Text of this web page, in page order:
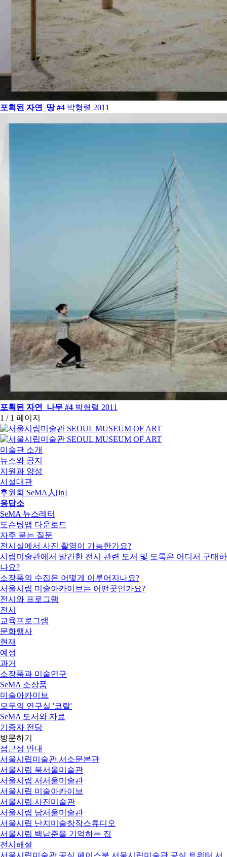
포획된 자연_땅 #4 박형렬 2011
포획된 자연_나무 #4 박형렬 2011
1 / 1 페이지
미술관 소개
뉴스와 공지
지원과 양성
시설대관
후원회 SeMA人[in]
응답소
SeMA 뉴스레터
도슨팅앱 다운로드
자주 묻는 질문
전시실에서 사진 촬영이 가능한가요?
시립미술관에서 발간한 전시 관련 도서 및 도록은 어디서 구매하
나요?
소장품의 수집은 어떻게 이루어지나요?
서울시립 미술아카이브는 어떤곳인가요?
전시와 프로그램
전시
교육프로그램
문화행사
현재
예정
과거
소장품과 미술연구
SeMA 소장품
미술아카이브
모두의 연구실 '코랄'
SeMA 도서와 자료
기증자 전당
방문하기
접근성 안내
서울시립미술관 서소문본관
서울시립 북서울미술관
서울시립 서서울미술관
서울시립 미술아카이브
서울시립 사진미술관
서울시립 남서울미술관
서울시립 난지미술창작스튜디오
서울시립 백남준을 기억하는 집
전시해설
서울시립미술관 공식 페이스북 서울시립미술관 공식 트위터 서